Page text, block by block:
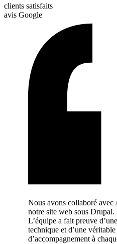
clients satisfaits
avis Google
Nous avons collaboré
notre site web sous Drupal.
L’équipe a fait preuve
technique et d’une
d’accompagnement à